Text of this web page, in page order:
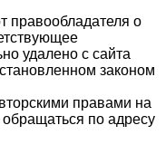
правообладателя о
удалено с сайта
законом
правами на
обращаться по адресу